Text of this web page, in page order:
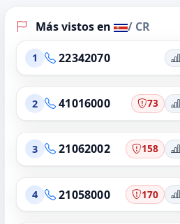
Más vistos en / CR
1 22342070
2 41016000 73
3 21062002 158
4 21058000 170